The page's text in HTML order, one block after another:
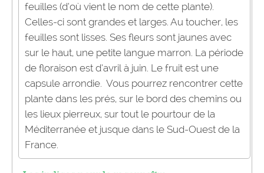
feuilles (d’où vient le nom de cette plante).
Celles-ci sont grandes et larges. Au toucher, les
feuilles sont lisses. Ses fleurs sont jaunes avec
sur le haut, une petite langue marron. La période
de floraison est d’avril à juin. Le fruit est une
capsule arrondie. Vous pourrez rencontrer cette
plante dans les prés, sur le bord des chemins ou
les lieux pierreux, sur tout le pourtour de la
Méditerranée et jusque dans le Sud-Ouest de la
France.